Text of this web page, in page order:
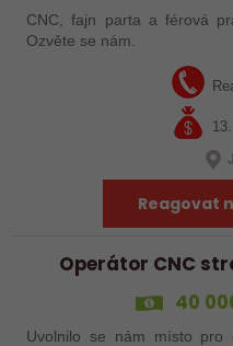
CNC, fajn parta a férová
Ozvěte se nám.
Reagovat
Operátor CNC
40
Uvolnilo se nám místo pro